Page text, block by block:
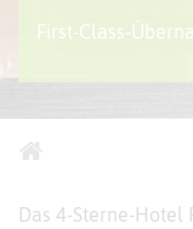
First-Class-
Das 4-Sterne-Hotel